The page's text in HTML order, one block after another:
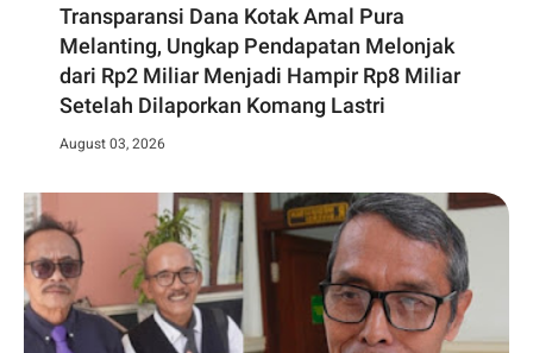
Transparansi Dana Kotak Amal Pura
Melanting, Ungkap Pendapatan Melonjak
dari Rp2 Miliar Menjadi Hampir Rp8 Miliar
Setelah Dilaporkan Komang Lastri
August 03, 2026